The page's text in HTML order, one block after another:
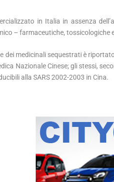
in Italia in assenza
– farmaceutiche, tossicologiche
dei medicinali sequestrati è
Nazionale Cinese; gli stessi,
alla SARS 2002-2003 in Cina.